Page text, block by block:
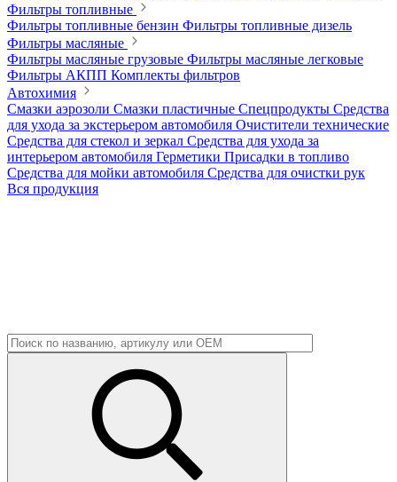
Фильтры топливные
Фильтры топливные бензин Фильтры топливные дизель
Фильтры масляные
Фильтры масляные грузовые Фильтры масляные легковые
Фильтры АКПП Комплекты фильтров
Автохимия
Смазки аэрозоли Смазки пластичные Спецпродукты Средства
для ухода за экстерьером автомобиля Очистители технические
Средства для стекол и зеркал Средства для ухода за
интерьером автомобиля Герметики Присадки в топливо
Средства для мойки автомобиля Средства для очистки рук
Вся продукция